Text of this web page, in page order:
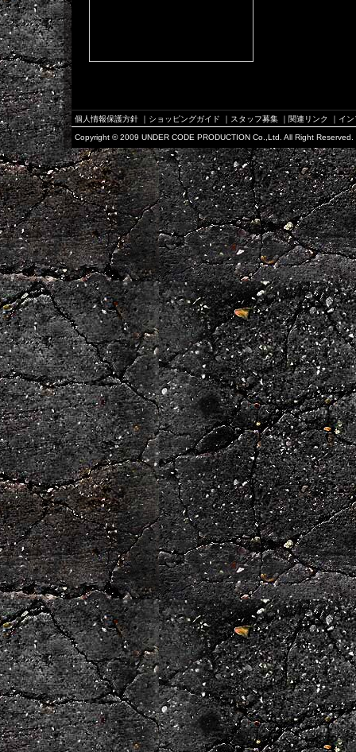
個人情報保護方針 ｜ ショッピングガイド ｜ スタッフ募集 ｜ 関連リンク ｜ イ
Copyright © 2009 UNDER CODE PRODUCTION Co.,Ltd. All Right Reserved.